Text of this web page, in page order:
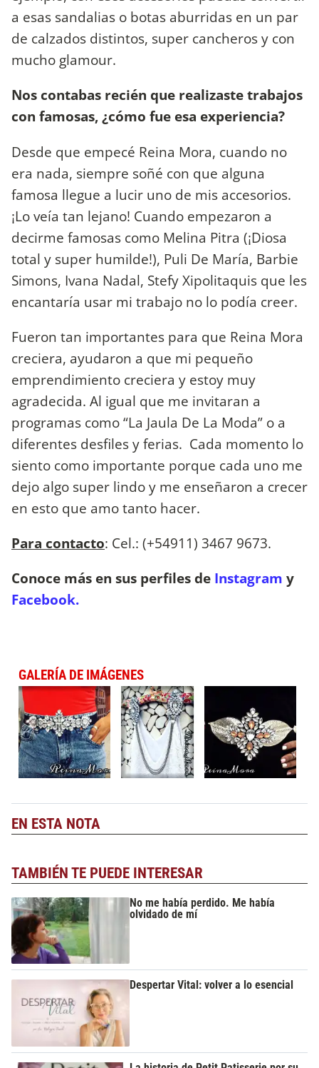
a esas sandalias o botas aburridas en un par
de calzados distintos, super cancheros y con
mucho glamour.
Nos contabas recién que realizaste trabajos
con famosas, ¿cómo fue esa experiencia?
Desde que empecé Reina Mora, cuando no
era nada, siempre soñé con que alguna
famosa llegue a lucir uno de mis accesorios.
¡Lo veía tan lejano! Cuando empezaron a
decirme famosas como Melina Pitra (¡Diosa
total y super humilde!), Puli De María, Barbie
Simons, Ivana Nadal, Stefy Xipolitaquis que les
encantaría usar mi trabajo no lo podía creer.
Fueron tan importantes para que Reina Mora
creciera, ayudaron a que mi pequeño
emprendimiento creciera y estoy muy
agradecida. Al igual que me invitaran a
programas como “La Jaula De La Moda” o a
diferentes desfiles y ferias. Cada momento lo
siento como importante porque cada uno me
dejo algo super lindo y me enseñaron a crecer
en esto que amo tanto hacer.
Para contacto: Cel.: (+54911) 3467 9673.
Conoce más en sus perfiles de Instagram y
Facebook.
GALERÍA DE IMÁGENES
EN ESTA NOTA
TAMBIÉN TE PUEDE INTERESAR
No me había perdido. Me había
olvidado de mí
Despertar Vital: volver a lo esencial